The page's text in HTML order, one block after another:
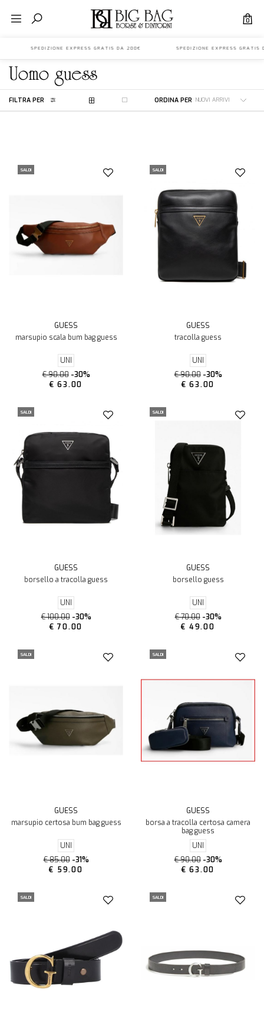
0
200€ SPEDIZIONE EXPRESS GRATIS DA 200€ SPEDIZIONE EXPRESS
uomo guess
FILTRA PER ORDINA PER
SALDI
GUESS
marsupio scala bum bag guess
UNI
€ 90.00 -30%
€ 63.00
SALDI
GUESS
tracolla guess
UNI
€ 90.00 -30%
€ 63.00
SALDI
GUESS
borsello a tracolla guess
UNI
€ 100.00 -30%
€ 70.00
SALDI
GUESS
borsello guess
UNI
€ 70.00 -30%
€ 49.00
SALDI
GUESS
marsupio certosa bum bag guess
UNI
€ 85.00 -31%
€ 59.00
SALDI
GUESS
borsa a tracolla certosa camera
bag guess
UNI
€ 90.00 -30%
€ 63.00
SALDI SALDI